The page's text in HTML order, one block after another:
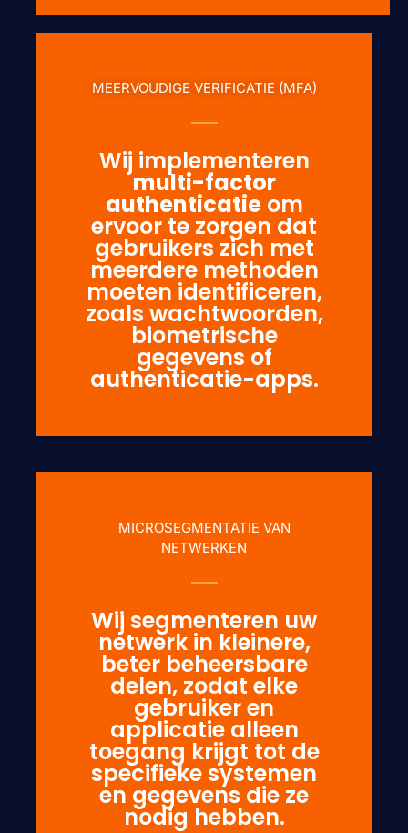
MEERVOUDIGE VERIFICATIE (MFA)
Wij implementeren
multi-factor
authenticatieom
ervoor te zorgen dat
gebruikers zich met
meerdere methoden
moeten identificeren,
zoals wachtwoorden,
biometrische
gegevens of
authenticatie-apps.
MICROSEGMENTATIE VAN
NETWERKEN
Wij segmenteren uw
netwerk in kleinere,
beter beheersbare
delen, zodat elke
gebruiker en
applicatie alleen
toegang krijgt tot de
specifieke systemen
en gegevens die ze
nodig hebben.